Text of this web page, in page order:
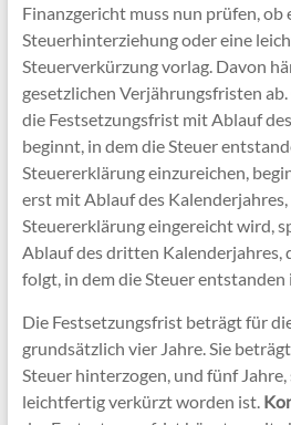
Finanzgericht muss nun prüfen, ob
Steuerhinterziehung oder eine
Steuerverkürzung vorlag. Davon
gesetzlichen Verjährungsfristen
die Festsetzungsfrist mit Ablauf
beginnt, in dem die Steuer
Steuererklärung einzureichen,
erst mit Ablauf des Kalenderjahres,
Steuererklärung eingereicht wird,
Ablauf des dritten Kalenderjahres,
folgt, in dem die Steuer entstanden
Die Festsetzungsfrist beträgt für
grundsätzlich vier Jahre. Sie
Steuer hinterzogen, und fünf
leichtfertig verkürzt worden ist.